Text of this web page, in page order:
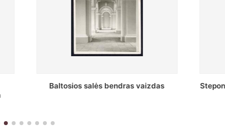
Stepono Batoro universiteto Periodikos